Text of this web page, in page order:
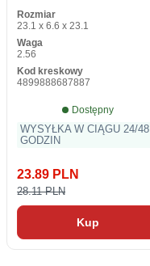
Rozmiar
23.1 x 6.6 x 23.1
Waga
2.56
Kod kreskowy
4899888687887
Dostępny
WYSYŁKA W CIĄGU 24/48
GODZIN
23.89 PLN
28.11 PLN
Kup